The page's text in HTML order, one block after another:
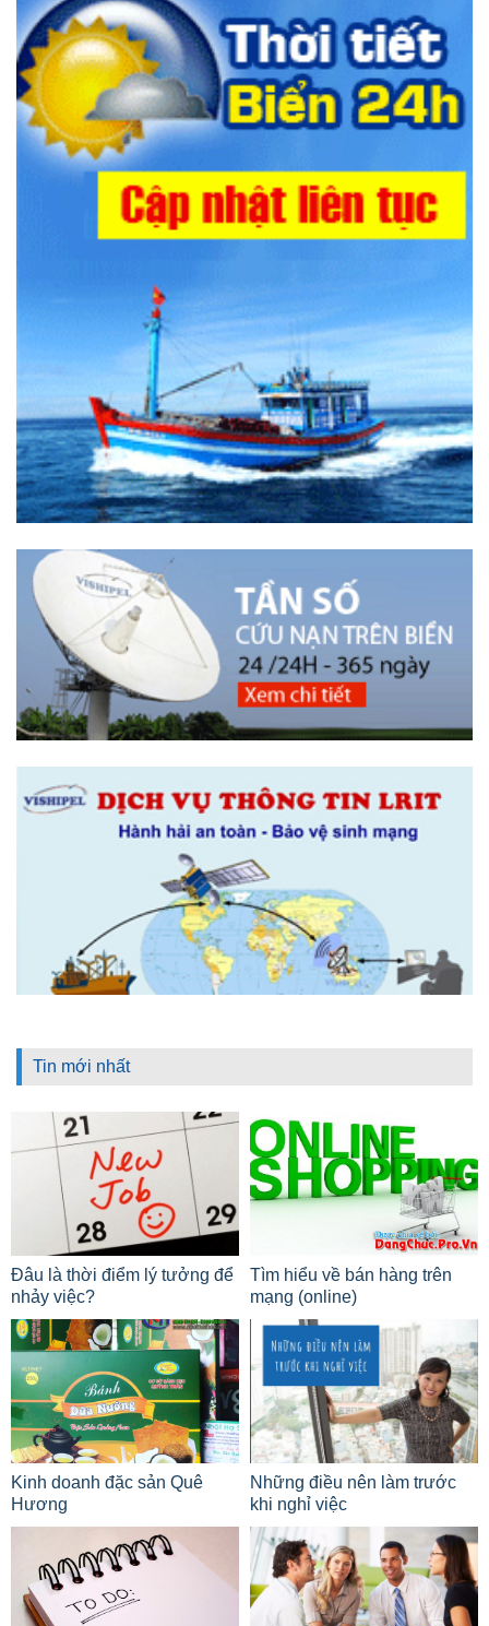
Tin mới nhất
Đâu là thời điểm lý tưởng để
nhảy việc?
Tìm hiểu về bán hàng trên
mạng (online)
Kinh doanh đặc sản Quê
Hương
Những điều nên làm trước
khi nghỉ việc